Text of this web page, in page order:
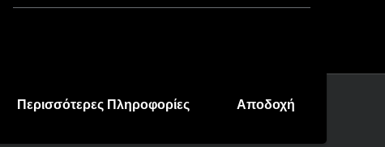
Περισσότερες Πληροφορίες Αποδοχή